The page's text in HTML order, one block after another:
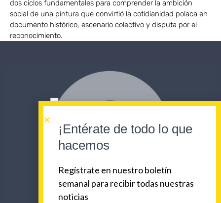
dos ciclos fundamentales para comprender la ambición
social de una pintura que convirtió la cotidianidad polaca en
documento histórico, escenario colectivo y disputa por el
reconocimiento.
¡Entérate de todo lo que
hacemos
Regístrate en nuestro boletín
semanal para recibir todas nuestras
noticias